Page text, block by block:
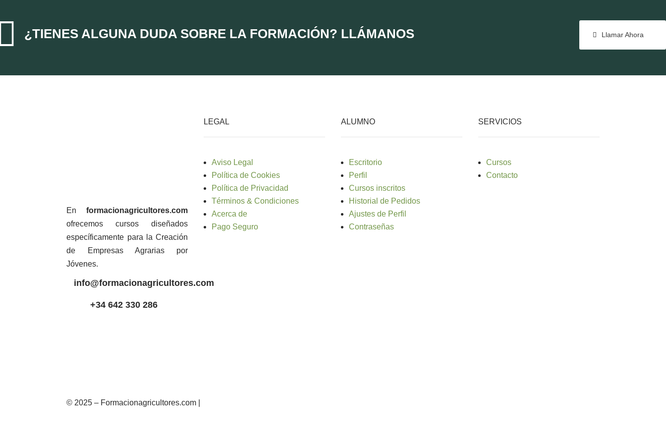
¿TIENES ALGUNA DUDA SOBRE LA FORMACIÓN? LLÁMANOS Llamar Ahora
En formacionagricultores.com
ofrecemos cursos diseñados
específicamente para la Creación
de Empresas Agrarias por
Jóvenes.
info@formacionagricultores.com
+34 642 330 286
LEGAL
Aviso Legal
Política de Cookies
Política de Privacidad
Términos & Condiciones
Acerca de
Pago Seguro
ALUMNO
Escritorio
Perfil
Cursos inscritos
Historial de Pedidos
Ajustes de Perfil
Contraseñas
SERVICIOS
Cursos
Contacto
© 2025 – Formacionagricultores.com |